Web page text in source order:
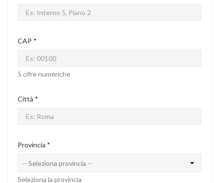
CAP *
5 cifre numeriche
Città *
Provincia *
Seleziona la provincia